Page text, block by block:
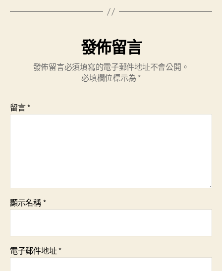
發佈留言
發佈留言必須填寫的電子郵件地址不會公開。
必填欄位標示為 *
留言*
顯示名稱*
電子郵件地址*